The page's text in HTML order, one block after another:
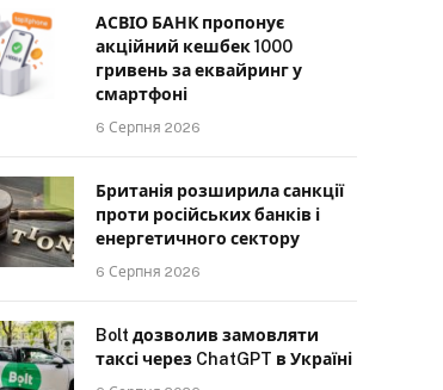
АСВІО БАНК пропонує
акційний кешбек 1000
гривень за еквайринг у
смартфоні
6 Серпня 2026
Британія розширила санкції
проти російських банків і
енергетичного сектору
6 Серпня 2026
Bolt дозволив замовляти
таксі через ChatGPT в Україні